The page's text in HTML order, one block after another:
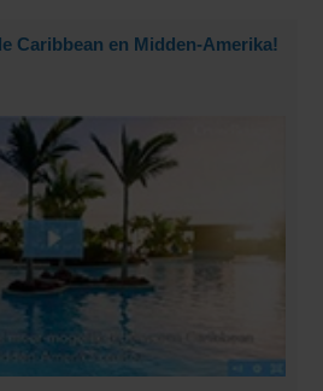
Caribbean en Midden-Amerika!